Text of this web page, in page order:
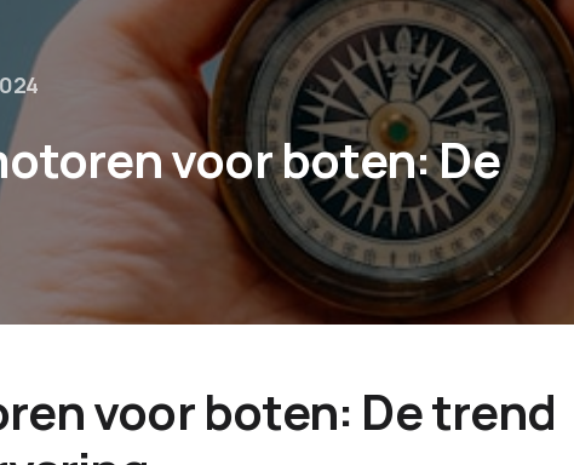
voor boten: De
voor boten: De trend